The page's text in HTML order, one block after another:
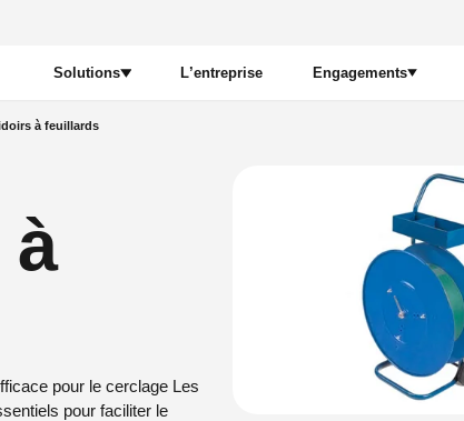
Solutions
Découvrir
Découvrir
L’entreprise Engagements
Nous sommes engagés pour
Nous sommes engagés pour
à feuillards
pour le cerclage Les
pour faciliter le